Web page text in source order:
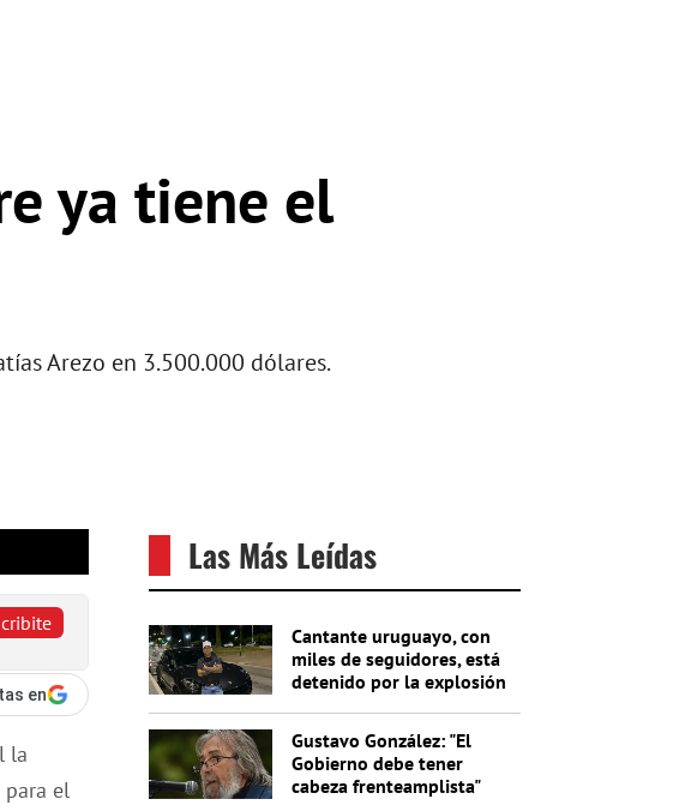
ya tiene el
Arezo en 3.500.000 dólares.
en
la
el
Las Más Leídas
Cantante uruguayo, con
miles de seguidores, está
detenido por la explosión
Gustavo González: "El
Gobierno debe tener
cabeza frenteamplista"